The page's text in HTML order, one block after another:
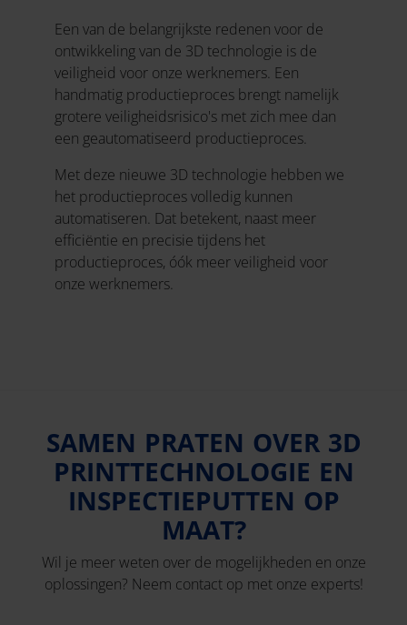
Een van de belangrijkste redenen voor de
ontwikkeling van de 3D technologie is de
veiligheid voor onze werknemers. Een
handmatig productieproces brengt namelijk
grotere veiligheidsrisico's met zich mee dan
een geautomatiseerd productieproces.
Met deze nieuwe 3D technologie hebben we
het productieproces volledig kunnen
automatiseren. Dat betekent, naast meer
efficiëntie en precisie tijdens het
productieproces, óók meer veiligheid voor
onze werknemers.
SAMEN PRATEN OVER 3D
PRINTTECHNOLOGIE EN
INSPECTIEPUTTEN OP
MAAT?
Wil je meer weten over de mogelijkheden en onze
oplossingen? Neem contact op met onze experts!